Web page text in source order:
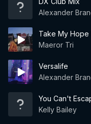
Alexander
Take My Hope
Maeror Tri
Versalife
Alexander
You Can't
Kelly Bailey